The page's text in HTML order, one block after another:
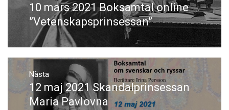
Föregående
inlägg:
10 mars 2021 Boksamtal online
”Vetenskapsprinsessan”
Nästa
Nästa
inlägg:
12 maj 2021 Skandalprinsessan
Maria Pavlovna